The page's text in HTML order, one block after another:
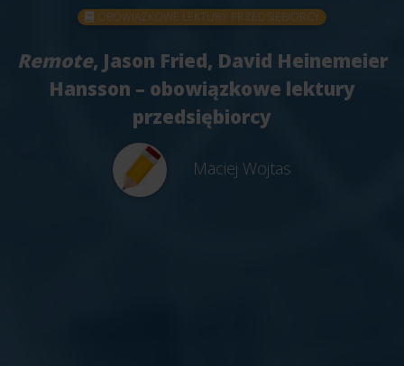
OBOWIĄZKOWE LEKTURY PRZEDSIĘBIORCY
Remote, Jason Fried, David Heinemeier
Hansson – obowiązkowe lektury
przedsiębiorcy
Maciej Wojtas